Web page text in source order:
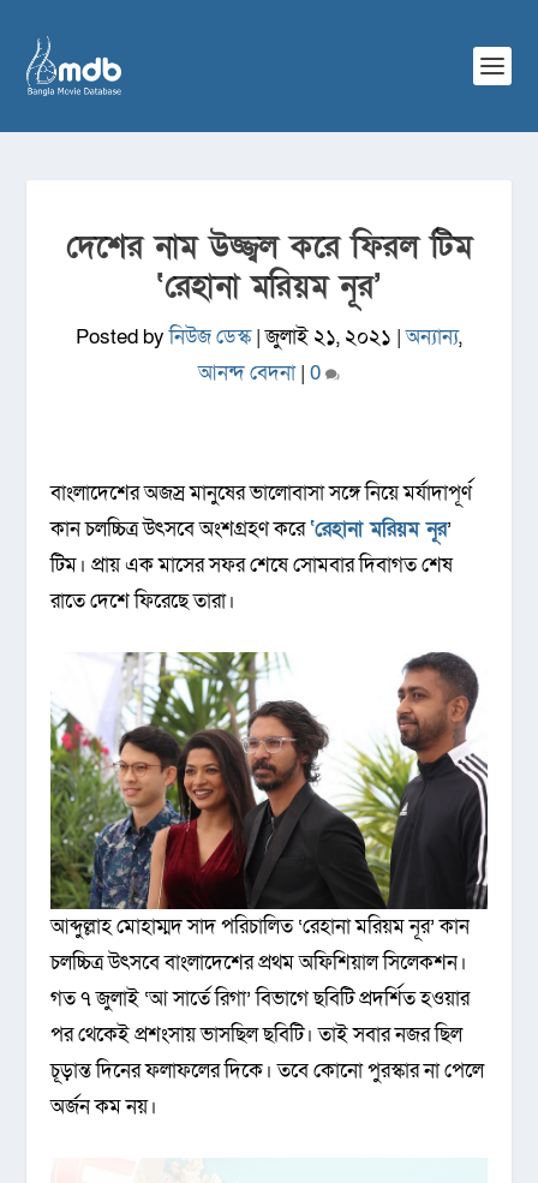
দেশের নাম উজ্জ্বল করে ফিরল টিম
‘রেহানা মরিয়ম নূর’
Posted byনিউজ ডেস্ক|জুলাই ২১, ২০২১ |অন্যান্য,
আনন্দ বেদনা| 0
বাংলাদেশের অজস্র মানুষের ভালোবাসা সঙ্গে নিয়ে মর্যাদাপূর্ণ
কান চলচ্চিত্র উৎসবে অংশগ্রহণ করে‘রেহানা মরিয়ম নূর’
টিম। প্রায় এক মাসের সফর শেষে সোমবার দিবাগত শেষ
রাতে দেশে ফিরেছে তারা।
আব্দুল্লাহ মোহাম্মদ সাদ পরিচালিত ‘রেহানা মরিয়ম নূর’ কান
চলচ্চিত্র উৎসবে বাংলাদেশের প্রথম অফিশিয়াল সিলেকশন।
গত ৭ জুলাই ‘আ সার্তে রিগা’ বিভাগে ছবিটি প্রদর্শিত হওয়ার
পর থেকেই প্রশংসায় ভাসছিল ছবিটি। তাই সবার নজর ছিল
চূড়ান্ত দিনের ফলাফলের দিকে। তবে কোনো পুরস্কার না পেলে
অর্জন কম নয়।